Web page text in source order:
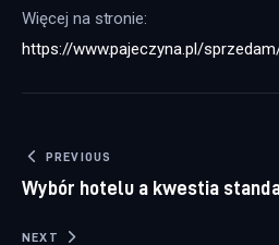
Więcej na stronie:
https://www.pajeczyna.pl/
Nawigacja wpisu
PREVIOUS
Wybór hotelu a kwestia
NEXT